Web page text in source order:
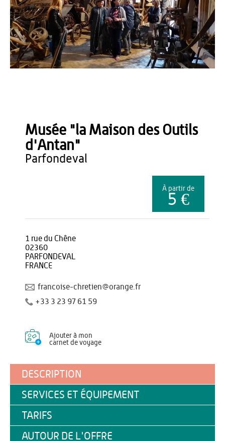
OT du Pays de Thiérache
Musée "la Maison des Outils
d'Antan"
parfondeval
À partir de
5 €
1 rue du Chêne
02360
PARFONDEVAL
FRANCE
francoise-chretien@orange.fr
+33 3 23 97 61 59
Ajouter à mon
carnet de voyage
DESCRIPTION
SERVICES ET ÉQUIPEMENT
TARIFS
AUTOUR DE L'OFFRE